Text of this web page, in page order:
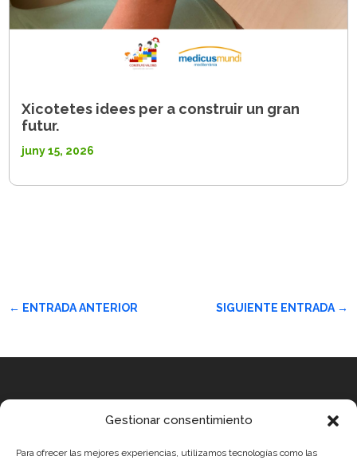
Gestionar consentimiento
Para ofrecer las mejores experiencias, utilizamos tecnologías como las
Xicotetes idees per a construir un gran
futur.
juny 15, 2026
← ENTRADA ANTERIOR SIGUIENTE ENTRADA→
Equip